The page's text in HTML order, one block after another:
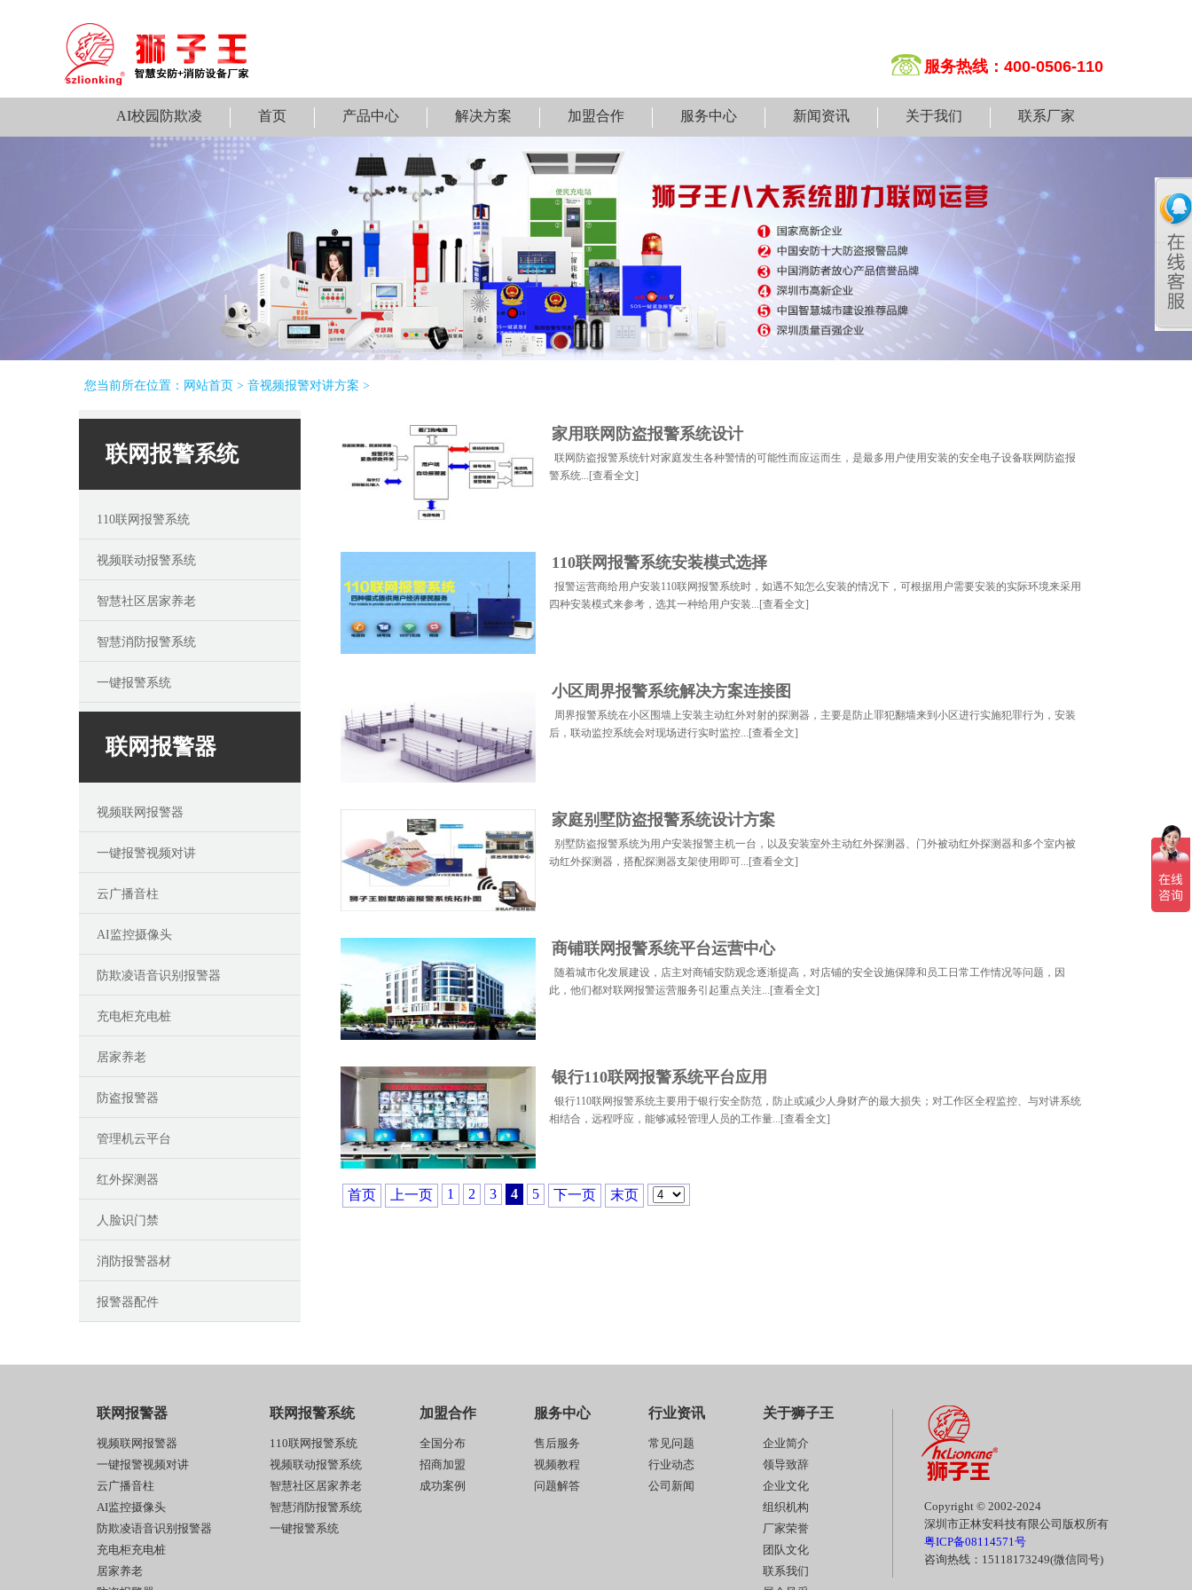
服务热线：400-0506-110
AI校园防欺凌 首页 产品中心 解决方案 加盟合作 服务中心 新闻资讯 关于我们 联系厂家
您当前所在位置： 网站首页 > 音视频报警对讲方案 >
联网报警系统
110联网报警系统
视频联动报警系统
智慧社区居家养老
智慧消防报警系统
一键报警系统
联网报警器
视频联网报警器
一键报警视频对讲
云广播音柱
AI监控摄像头
防欺凌语音识别报警器
充电柜充电桩
居家养老
防盗报警器
管理机云平台
红外探测器
人脸识门禁
消防报警器材
报警器配件
家用联网防盗报警系统设计
联网防盗报警系统针对家庭发生各种警情的可能性而应运而生，是最多用户使用安装的安全电子设备联网防盗报
警系统...[查看全文]
110联网报警系统安装模式选择
报警运营商给用户安装110联网报警系统时，如遇不知怎么安装的情况下，可根据用户需要安装的实际环境来采用
四种安装模式来参考，选其一种给用户安装...[查看全文]
小区周界报警系统解决方案连接图
周界报警系统在小区围墙上安装主动红外对射的探测器，主要是防止罪犯翻墙来到小区进行实施犯罪行为，安装
后，联动监控系统会对现场进行实时监控...[查看全文]
家庭别墅防盗报警系统设计方案
别墅防盗报警系统为用户安装报警主机一台，以及安装室外主动红外探测器、门外被动红外探测器和多个室内被
动红外探测器，搭配探测器支架使用即可...[查看全文]
商铺联网报警系统平台运营中心
随着城市化发展建设，店主对商铺安防观念逐渐提高，对店铺的安全设施保障和员工日常工作情况等问题，因
此，他们都对联网报警运营服务引起重点关注...[查看全文]
银行110联网报警系统平台应用
银行110联网报警系统主要用于银行安全防范，防止或减少人身财产的最大损失；对工作区全程监控、与对讲系统
相结合，远程呼应，能够减轻管理人员的工作量...[查看全文]
首页 上一页 1 2 3 4 5 下一页 末页
联网报警器
视频联网报警器
一键报警视频对讲
云广播音柱
AI监控摄像头
防欺凌语音识别报警器
充电柜充电桩
居家养老
联网报警系统
110联网报警系统
视频联动报警系统
智慧社区居家养老
智慧消防报警系统
一键报警系统
加盟合作
全国分布
招商加盟
成功案例
服务中心
售后服务
视频教程
问题解答
行业资讯
常见问题
行业动态
公司新闻
关于狮子王
企业简介
领导致辞
企业文化
组织机构
厂家荣誉
团队文化
联系我们
Copyright © 2002-2024
深圳市正林安科技有限公司版权所有
粤ICP备08114571号
咨询热线：15118173249(微信同号)